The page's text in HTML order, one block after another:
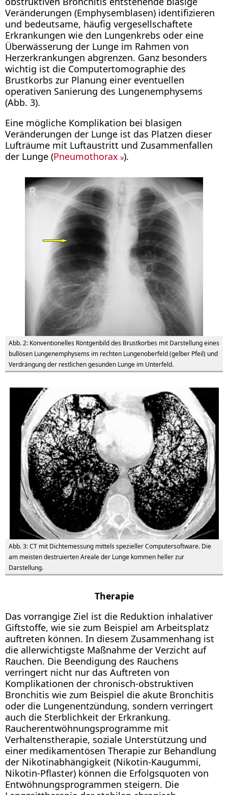
Veränderungen (Emphysemblasen) identifizieren
und bedeutsame, häufig vergesellschaftete
Erkrankungen wie den Lungenkrebs oder eine
Überwässerung der Lunge im Rahmen von
Herzerkrankungen abgrenzen. Ganz besonders
wichtig ist die Computertomographie des
Brustkorbs zur Planung einer eventuellen
operativen Sanierung des Lungenemphysems
(Abb. 3).
Eine mögliche Komplikation bei blasigen
Veränderungen der Lunge ist das Platzen dieser
Lufträume mit Luftaustritt und Zusammenfallen
der Lunge (Pneumothorax ).
Abb. 2: Konventionelles Röntgenbild des Brustkorbes mit Darstellung eines
bullösen Lungenemphysems im rechten Lungenoberfeld (gelber Pfeil) und
Verdrängung der restlichen gesunden Lunge im Unterfeld.
Abb. 3: CT mit Dichtemessung mittels spezieller Computersoftware. Die
am meisten destruierten Areale der Lunge kommen heller zur
Darstellung.
Therapie
Das vorrangige Ziel ist die Reduktion inhalativer
Giftstoffe, wie sie zum Beispiel am Arbeitsplatz
auftreten können. In diesem Zusammenhang ist
die allerwichtigste Maßnahme der Verzicht auf
Rauchen. Die Beendigung des Rauchens
verringert nicht nur das Auftreten von
Komplikationen der chronisch-obstruktiven
Bronchitis wie zum Beispiel die akute Bronchitis
oder die Lungenentzündung, sondern verringert
auch die Sterblichkeit der Erkrankung.
Raucherentwöhnungsprogramme mit
Verhaltenstherapie, soziale Unterstützung und
einer medikamentösen Therapie zur Behandlung
der Nikotinabhängigkeit (Nikotin-Kaugummi,
Nikotin-Pflaster) können die Erfolgsquoten von
Entwöhnungsprogrammen steigern. Die